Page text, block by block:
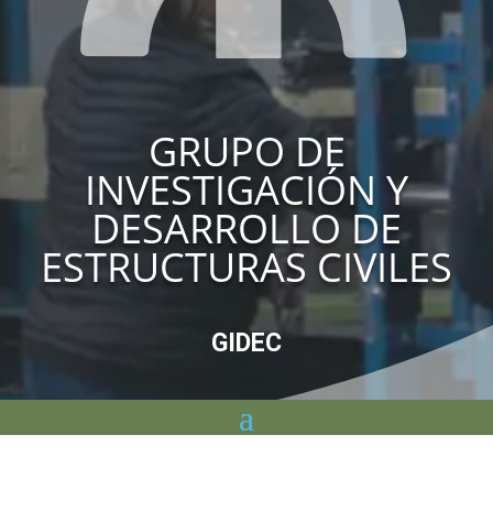
GRUPO DE
INVESTIGACIÓN Y
DESARROLLO DE
ESTRUCTURAS CIVILES
GIDEC